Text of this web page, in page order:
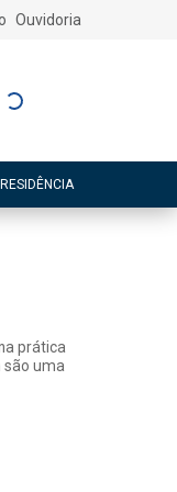
Ouvidoria
Cadastre-
prática
são uma